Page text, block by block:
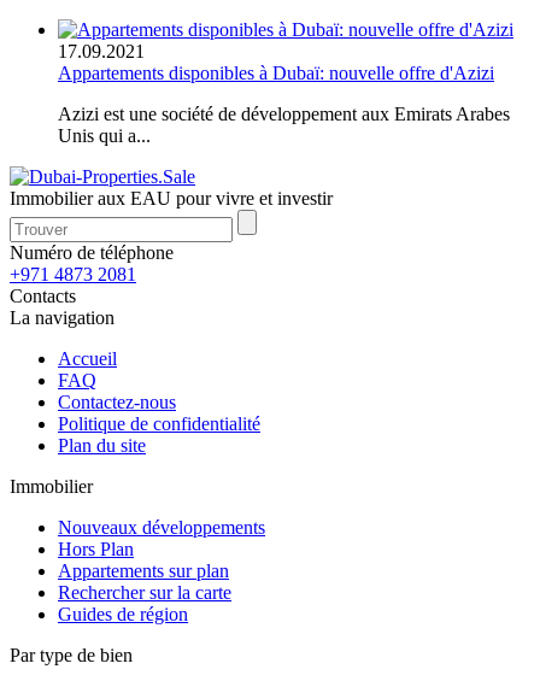
17.09.2021
Appartements disponibles à Dubaï: nouvelle offre d'Azizi
Azizi est une société de développement aux Emirats Arabes
Unis qui a...
Immobilier aux EAU pour vivre et investir
Numéro de téléphone
+971 4873 2081
Contacts
La navigation
Accueil
FAQ
Contactez-nous
Politique de confidentialité
Plan du site
Immobilier
Nouveaux développements
Hors Plan
Appartements sur plan
Rechercher sur la carte
Guides de région
Par type de bien